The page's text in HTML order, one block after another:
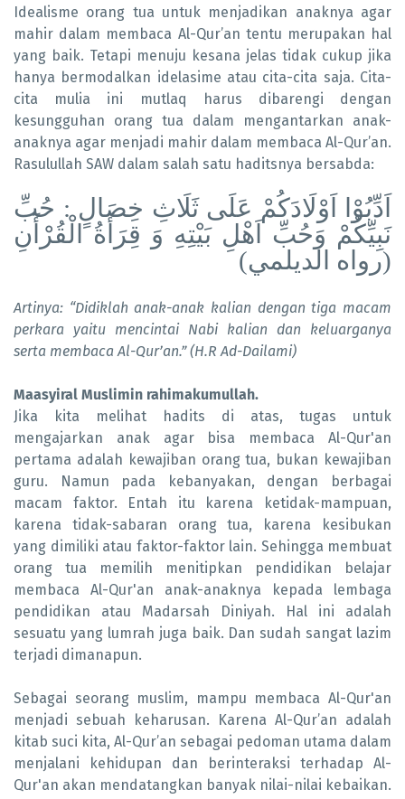
Idealisme orang tua untuk menjadikan anaknya agar
mahir dalam membaca Al-Qur’an tentu merupakan hal
yang baik. Tetapi menuju kesana jelas tidak cukup jika
hanya bermodalkan idelasime atau cita-cita saja. Cita-
cita mulia ini mutlaq harus dibarengi dengan
kesungguhan orang tua dalam mengantarkan anak-
anaknya agar menjadi mahir dalam membaca Al-Qur’an.
Rasulullah SAW dalam salah satu haditsnya bersabda:
اَدِّبُوْا اَوْلَادَكُمْ عَلَى ثَلَاثِ خِصَالٍ : حُبِّ
نَبِيِّكُمْ وَحُبِّ اَهْلِ بَيْتِهِ وَ قِرَأَةُ الْقُرْأَنِ
(رواه الديلمي)
Artinya: “Didiklah anak-anak kalian dengan tiga macam
perkara yaitu mencintai Nabi kalian dan keluarganya
serta membaca Al-Qur’an.” (H.R Ad-Dailami)
Maasyiral Muslimin rahimakumullah.
Jika kita melihat hadits di atas, tugas untuk
mengajarkan anak agar bisa membaca Al-Qur'an
pertama adalah kewajiban orang tua, bukan kewajiban
guru. Namun pada kebanyakan, dengan berbagai
macam faktor. Entah itu karena ketidak-mampuan,
karena tidak-sabaran orang tua, karena kesibukan
yang dimiliki atau faktor-faktor lain. Sehingga membuat
orang tua memilih menitipkan pendidikan belajar
membaca Al-Qur'an anak-anaknya kepada lembaga
pendidikan atau Madarsah Diniyah. Hal ini adalah
sesuatu yang lumrah juga baik. Dan sudah sangat lazim
terjadi dimanapun.
Sebagai seorang muslim, mampu membaca Al-Qur'an
menjadi sebuah keharusan. Karena Al-Qur’an adalah
kitab suci kita, Al-Qur’an sebagai pedoman utama dalam
menjalani kehidupan dan berinteraksi terhadap Al-
Qur'an akan mendatangkan banyak nilai-nilai kebaikan.